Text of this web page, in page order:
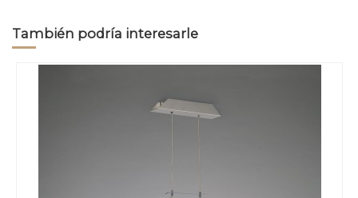
También podría interesarle